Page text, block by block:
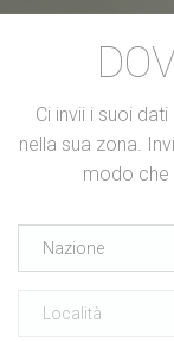
Ci invii i suoi
nella sua zona.
modo che
Nazione